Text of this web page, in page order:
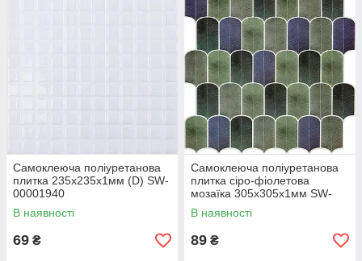
Самоклеюча поліуретанова
плитка 235х235х1мм (D) SW-
00001940
В наявності
69 ₴
Самоклеюча поліуретанова
плитка сіро-фіолетова
мозаїка 305х305х1мм SW-
00001194
В наявності
89 ₴